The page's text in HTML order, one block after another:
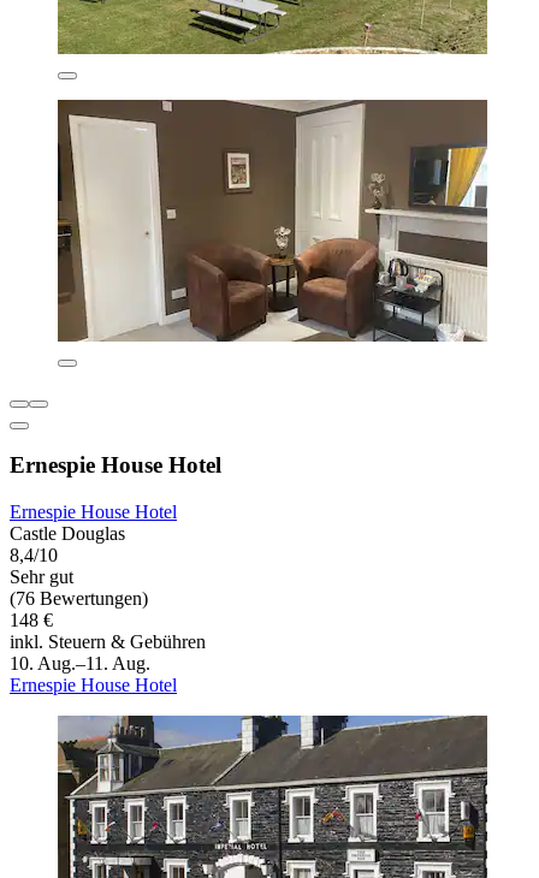
Ernespie House Hotel
Ernespie House Hotel
Castle Douglas
8,4/10
Sehr gut
(76 Bewertungen)
148 €
inkl. Steuern & Gebühren
10. Aug.–11. Aug.
Ernespie House Hotel